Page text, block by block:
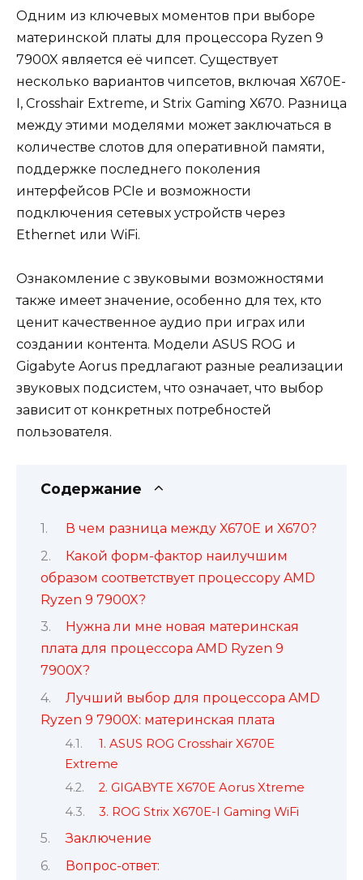
Одним из ключевых моментов при выборе
материнской платы для процессора Ryzen 9
7900X является её чипсет. Существует
несколько вариантов чипсетов, включая X670E-
I, Crosshair Extreme, и Strix Gaming X670. Разница
между этими моделями может заключаться в
количестве слотов для оперативной памяти,
поддержке последнего поколения
интерфейсов PCIe и возможности
подключения сетевых устройств через
Ethernet или WiFi.
Ознакомление с звуковыми возможностями
также имеет значение, особенно для тех, кто
ценит качественное аудио при играх или
создании контента. Модели ASUS ROG и
Gigabyte Aorus предлагают разные реализации
звуковых подсистем, что означает, что выбор
зависит от конкретных потребностей
пользователя.
Содержание
В чем разница между X670E и X670?
Какой форм-фактор наилучшим
образом соответствует процессору AMD
Ryzen 9 7900X?
Нужна ли мне новая материнская
плата для процессора AMD Ryzen 9
7900X?
Лучший выбор для процессора AMD
Ryzen 9 7900X: материнская плата
1. ASUS ROG Crosshair X670E
Extreme
2. GIGABYTE X670E Aorus Xtreme
3. ROG Strix X670E-I Gaming WiFi
Заключение
Вопрос-ответ: